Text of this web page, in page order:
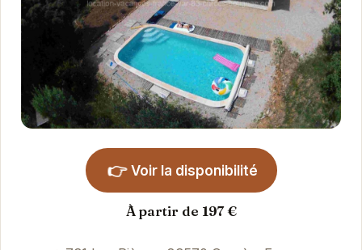
👉 Voir la disponibilité
À partir de 197 €